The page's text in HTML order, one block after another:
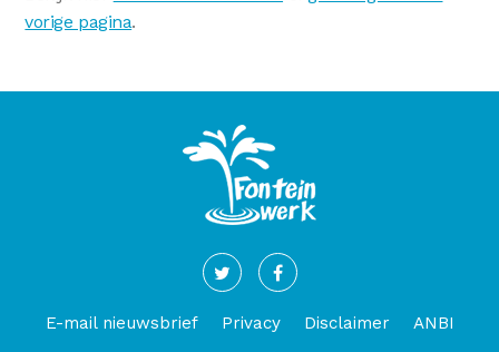
vorige pagina.
E-mail nieuwsbrief Privacy Disclaimer ANBI